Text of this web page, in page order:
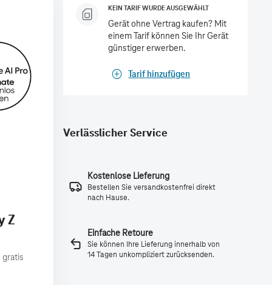
Z
gratis
KEIN TARIF WURDE AUSGEWÄHLT
Gerät ohne Vertrag kaufen? Mit
einem Tarif können Sie Ihr Gerät
günstiger erwerben.
Tarif hinzufügen
Verlässlicher Service
Kostenlose Lieferung
Bestellen Sie versandkostenfrei direkt
nach Hause.
Einfache Retoure
Sie können Ihre Lieferung innerhalb von
14 Tagen unkompliziert zurücksenden.